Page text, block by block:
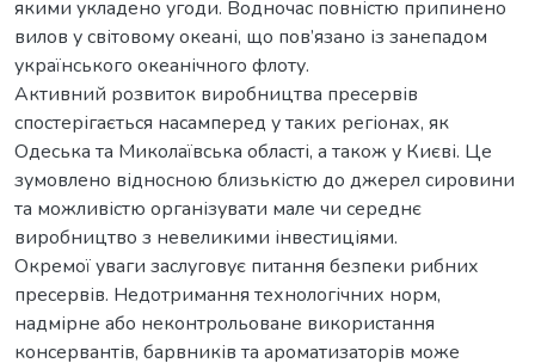
якими укладено угоди. Водночас повністю припинено
вилов у світовому океані, що пов’язано із занепадом
українського океанічного флоту.
Активний розвиток виробництва пресервів
спостерігається насамперед у таких регіонах, як
Одеська та Миколаївська області, а також у Києві. Це
зумовлено відносною близькістю до джерел сировини
та можливістю організувати мале чи середнє
виробництво з невеликими інвестиціями.
Окремої уваги заслуговує питання безпеки рибних
пресервів. Недотримання технологічних норм,
надмірне або неконтрольоване використання
консервантів, барвників та ароматизаторів може